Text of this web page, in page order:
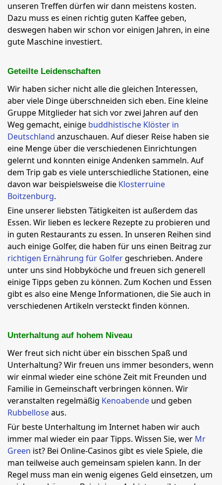
unseren Treffen dürfen wir dann meistens kosten.
Dazu muss es einen richtig guten Kaffee geben,
deswegen haben wir schon vor einigen Jahren, in eine
gute Maschine investiert.
Geteilte Leidenschaften
Wir haben sicher nicht alle die gleichen Interessen,
aber viele Dinge überschneiden sich eben. Eine kleine
Gruppe Mitglieder hat sich vor zwei Jahren auf den
Weg gemacht, einige buddhistische Klöster in
Deutschland anzuschauen. Auf dieser Reise haben sie
eine Menge über die verschiedenen Einrichtungen
gelernt und konnten einige Andenken sammeln. Auf
dem Trip gab es viele unterschiedliche Stationen, eine
davon war beispielsweise die Klosterruine
Boitzenburg.
Eine unserer liebsten Tätigkeiten ist außerdem das
Essen. Wir lieben es leckere Rezepte zu probieren und
in guten Restaurants zu essen. In unseren Reihen sind
auch einige Golfer, die haben für uns einen Beitrag zur
richtigen Ernährung für Golfergeschrieben. Andere
unter uns sind Hobbyköche und freuen sich generell
einige Tipps geben zu können. Zum Kochen und Essen
gibt es also eine Menge Informationen, die Sie auch in
verschiedenen Artikeln versteckt finden können.
Unterhaltung auf hohem Niveau
Wer freut sich nicht über ein bisschen Spaß und
Unterhaltung? Wir freuen uns immer besonders, wenn
wir einmal wieder eine schöne Zeit mit Freunden und
Familie in Gemeinschaft verbringen können. Wir
veranstalten regelmäßig Kenoabende und geben
Rubbelloseaus.
Für beste Unterhaltung im Internet haben wir auch
immer mal wieder ein paar Tipps. Wissen Sie, wer Mr
Green ist? Bei Online-Casinos gibt es viele Spiele, die
man teilweise auch gemeinsam spielen kann. In der
Regel muss man ein wenig eigenes Geld einsetzen, um